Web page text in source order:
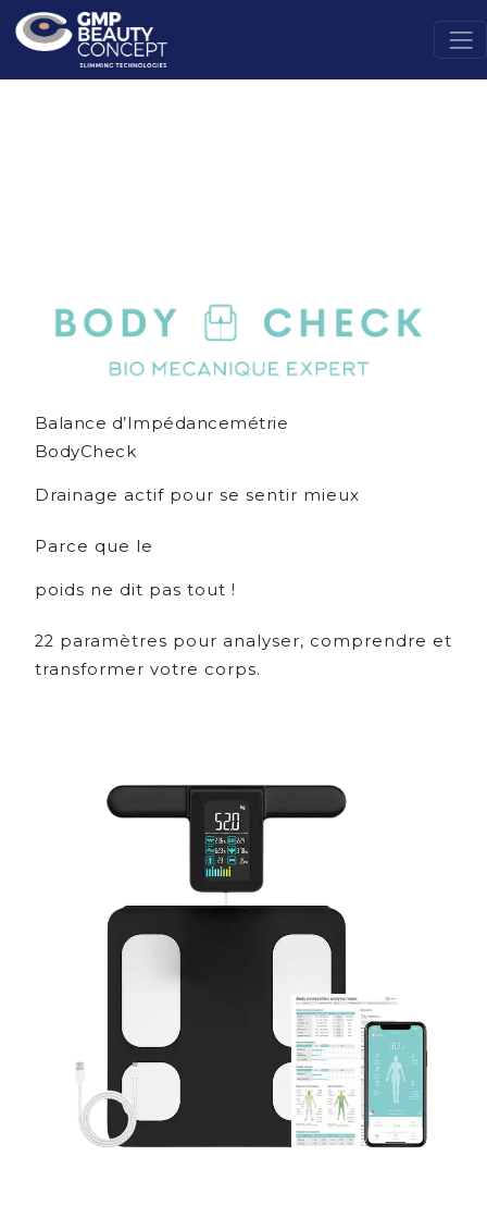
Balance d’Impédancemétrie
BodyCheck
Drainage actif pour se sentir mieux
Parce que le
poids ne dit pas tout !
22 paramètres pour analyser, comprendre et
transformer votre corps.